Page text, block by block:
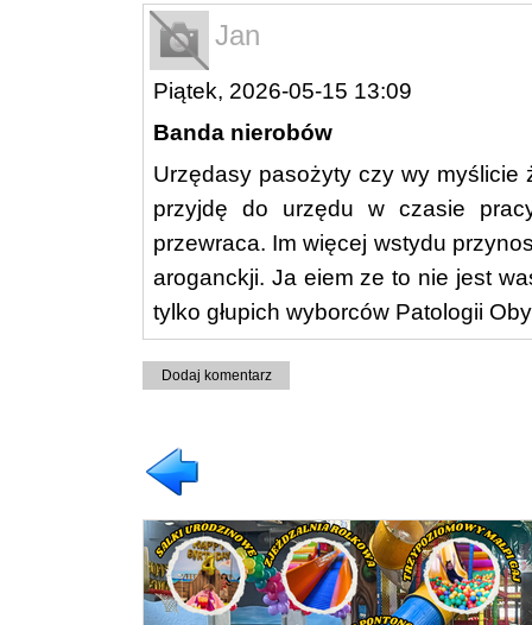
Jan
Piątek, 2026-05-15 13:09
Banda nierobów
Urzędasy pasożyty czy wy myślicie
przyjdę do urzędu w czasie
przewraca. Im więcej wstydu
aroganckji. Ja eiem ze to nie jest
tylko głupich wyborców Patologii
Dodaj komentarz